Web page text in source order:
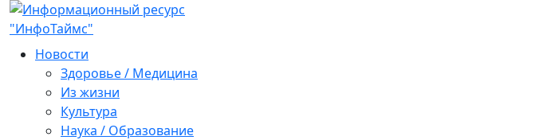
Новости
Здоровье / Медицина
Из жизни
Культура
Наука / Образование